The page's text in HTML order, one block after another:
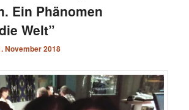
Ein Phänomen
Welt”
November 2018